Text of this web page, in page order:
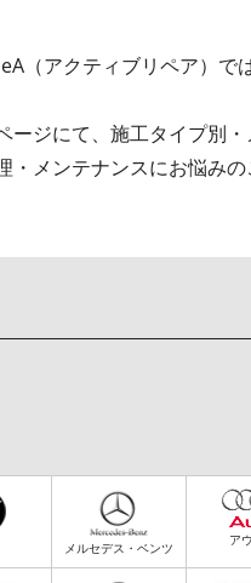
（アクティブリペア）で
ージにて、施工タイプ別
・メンテナンスにお悩み
メルセデス・ベンツ ア